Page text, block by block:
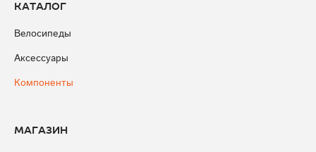
Каталог
Велосипеды
Аксессуары
Компоненты
Магазин